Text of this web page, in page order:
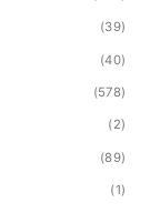
(39)
(40)
(578)
(2)
(89)
(1)